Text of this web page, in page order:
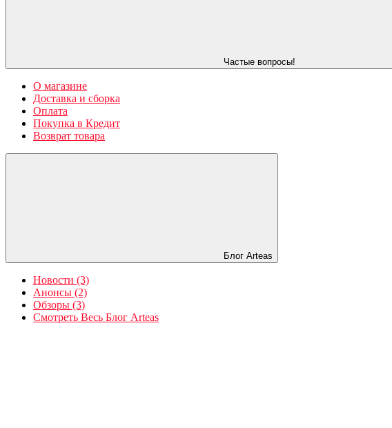
Частые вопросы!
О магазине
Доставка и сборка
Оплата
Покупка в Кредит
Возврат товара
Блог Arteas
Новости (3)
Анонсы (2)
Обзоры (3)
Смотреть Весь Блог Arteas